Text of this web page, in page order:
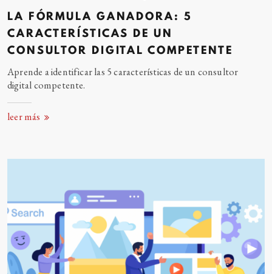
LA FÓRMULA GANADORA: 5
CARACTERÍSTICAS DE UN
CONSULTOR DIGITAL COMPETENTE
Aprende a identificar las 5 características de un consultor
digital competente.
leer más